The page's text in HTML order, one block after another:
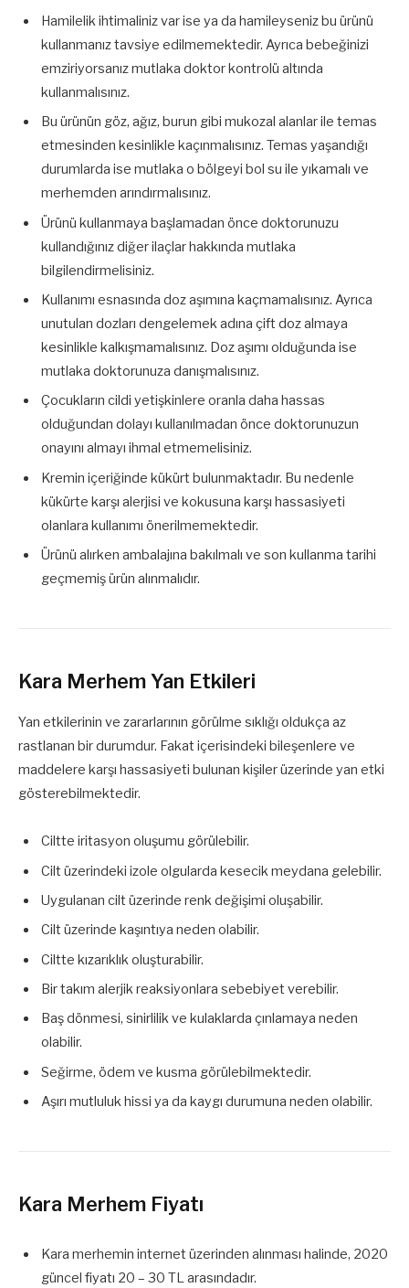
Hamilelik ihtimaliniz var ise ya da hamileyseniz bu ürünü
kullanmanız tavsiye edilmemektedir. Ayrıca bebeğinizi
emziriyorsanız mutlaka doktor kontrolü altında
kullanmalısınız.
Bu ürünün göz, ağız, burun gibi mukozal alanlar ile temas
etmesinden kesinlikle kaçınmalısınız. Temas yaşandığı
durumlarda ise mutlaka o bölgeyi bol su ile yıkamalı ve
merhemden arındırmalısınız.
Ürünü kullanmaya başlamadan önce doktorunuzu
kullandığınız diğer ilaçlar hakkında mutlaka
bilgilendirmelisiniz.
Kullanımı esnasında doz aşımına kaçmamalısınız. Ayrıca
unutulan dozları dengelemek adına çift doz almaya
kesinlikle kalkışmamalısınız. Doz aşımı olduğunda ise
mutlaka doktorunuza danışmalısınız.
Çocukların cildi yetişkinlere oranla daha hassas
olduğundan dolayı kullanılmadan önce doktorunuzun
onayını almayı ihmal etmemelisiniz.
Kremin içeriğinde kükürt bulunmaktadır. Bu nedenle
kükürte karşı alerjisi ve kokusuna karşı hassasiyeti
olanlara kullanımı önerilmemektedir.
Ürünü alırken ambalajına bakılmalı ve son kullanma tarihi
geçmemiş ürün alınmalıdır.
Kara Merhem Yan Etkileri
Yan etkilerinin ve zararlarının görülme sıklığı oldukça az
rastlanan bir durumdur. Fakat içerisindeki bileşenlere ve
maddelere karşı hassasiyeti bulunan kişiler üzerinde yan etki
gösterebilmektedir.
Ciltte iritasyon oluşumu görülebilir.
Cilt üzerindeki izole olgularda kesecik meydana gelebilir.
Uygulanan cilt üzerinde renk değişimi oluşabilir.
Cilt üzerinde kaşıntıya neden olabilir.
Ciltte kızarıklık oluşturabilir.
Bir takım alerjik reaksiyonlara sebebiyet verebilir.
Baş dönmesi, sinirlilik ve kulaklarda çınlamaya neden
olabilir.
Seğirme, ödem ve kusma görülebilmektedir.
Aşırı mutluluk hissi ya da kaygı durumuna neden olabilir.
Kara Merhem Fiyatı
Kara merhemin internet üzerinden alınması halinde, 2020
güncel fiyatı 20 – 30 TL arasındadır.